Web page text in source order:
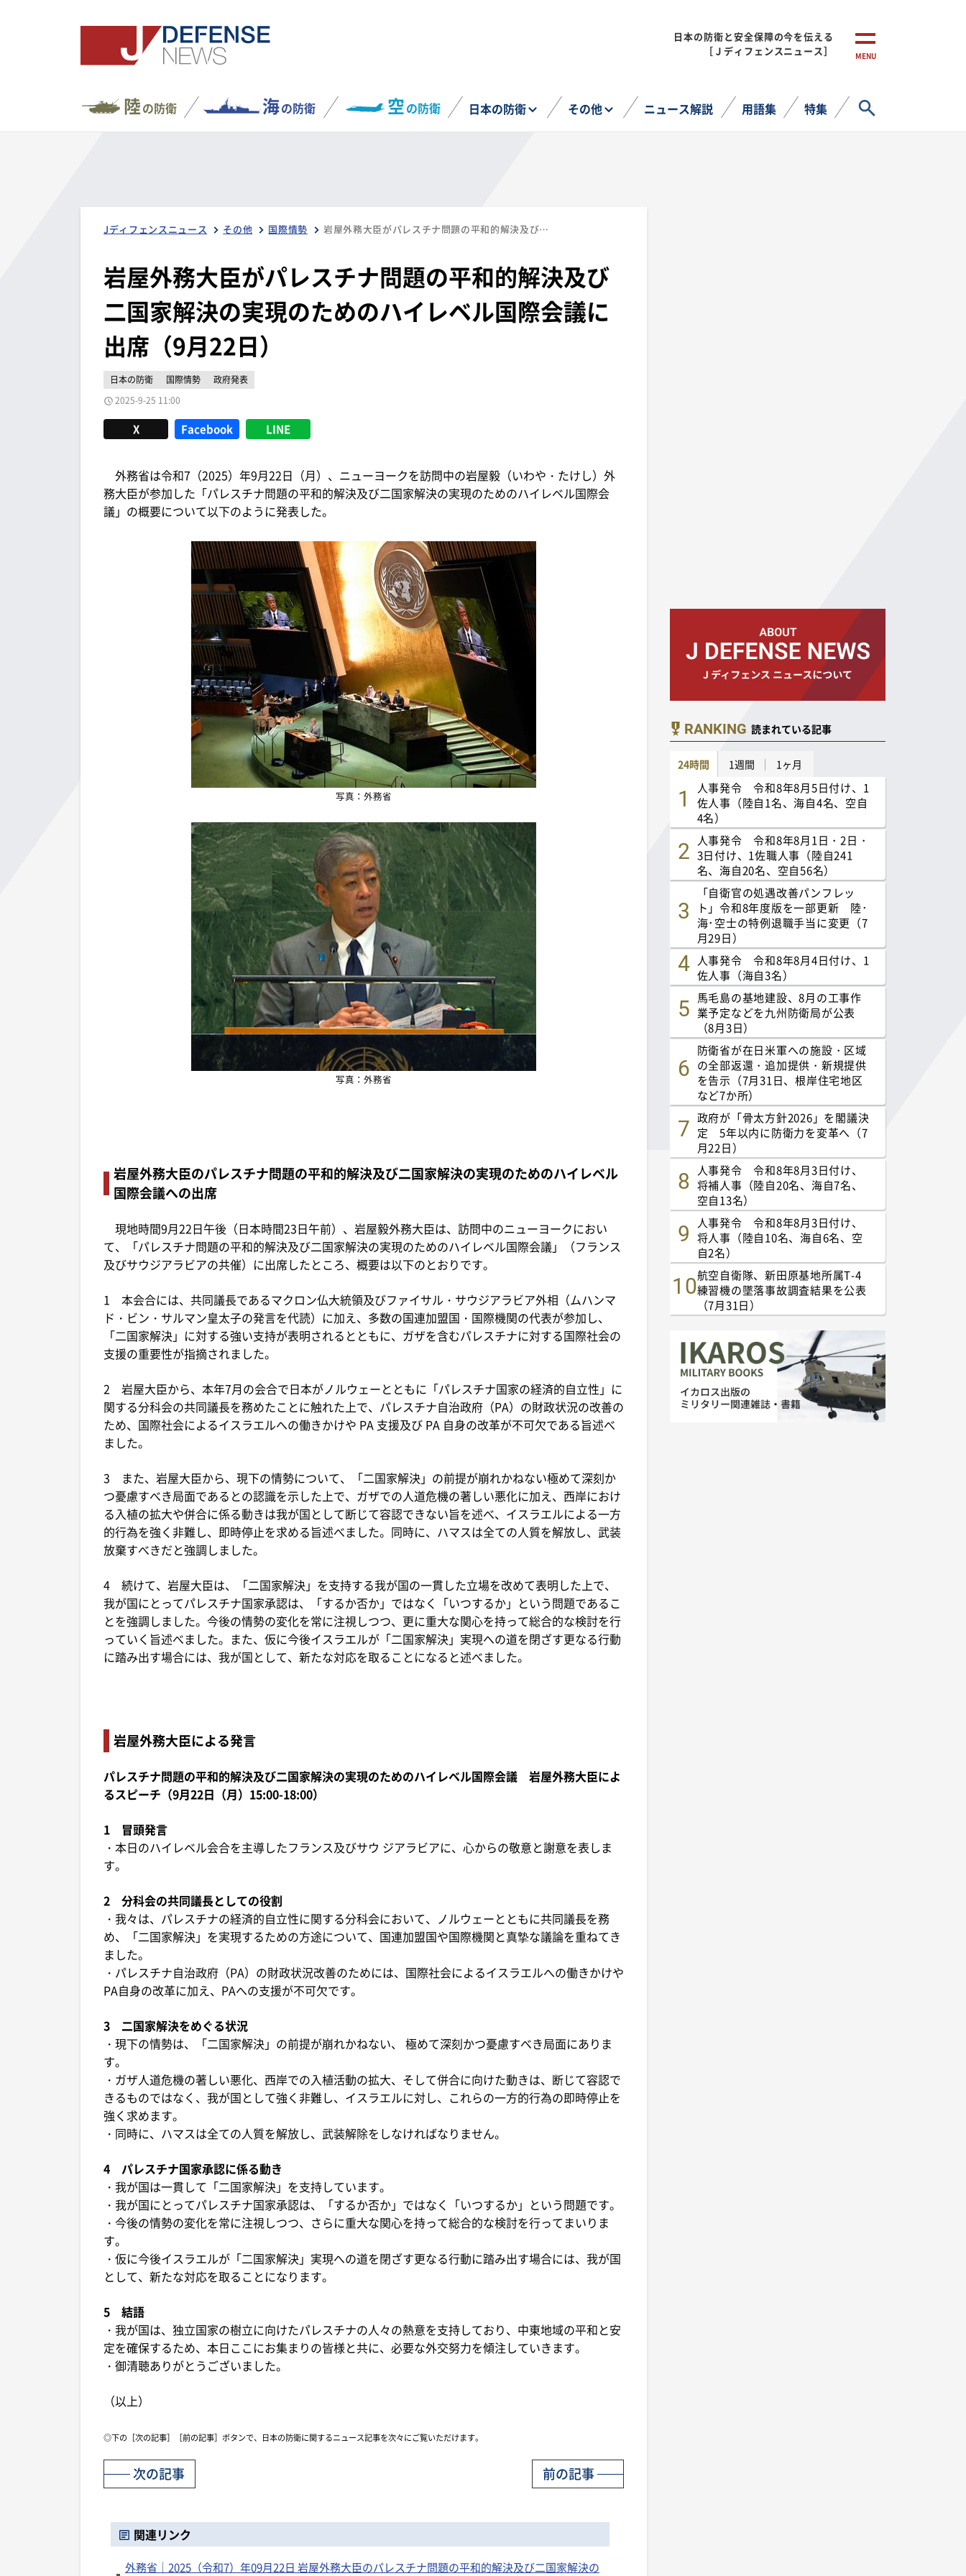
日本の防衛と安全保障の今を伝える
［Ｊディフェンスニュース］
MENU
陸の防衛 海の防衛 空の防衛 日本の防衛 その他 ニュース解説 用語集 特集
Jディフェンスニュース その他 国際情勢 岩屋外務大臣がパレスチナ問題の平和的解決及び二国家解決の実現のためのハイレベル国際会議に出席（9月22日）
岩屋外務大臣がパレスチナ問題の平和的解決及び
二国家解決の実現のためのハイレベル国際会議に
出席（9月22日）
日本の防衛 国際情勢
政府発表
2025-9-25 11:00
X Facebook LINE
外務省は令和7（2025）年9月22日（月）、ニューヨークを訪問中の岩屋毅（いわや・たけし）外
務大臣が参加した「パレスチナ問題の平和的解決及び二国家解決の実現のためのハイレベル国際会
議」の概要について以下のように発表した。
写真：外務省
写真：外務省
岩屋外務大臣のパレスチナ問題の平和的解決及び二国家解決の実現のためのハイレベル
国際会議への出席
現地時間9月22日午後（日本時間23日午前）、岩屋毅外務大臣は、訪問中のニューヨークにおい
て、「パレスチナ問題の平和的解決及び二国家解決の実現のためのハイレベル国際会議」（フランス
及びサウジアラビアの共催）に出席したところ、概要は以下のとおりです。
1 本会合には、共同議長であるマクロン仏大統領及びファイサル・サウジアラビア外相（ムハンマ
ド・ビン・サルマン皇太子の発言を代読）に加え、多数の国連加盟国・国際機関の代表が参加し、
「二国家解決」に対する強い支持が表明されるとともに、ガザを含むパレスチナに対する国際社会の
支援の重要性が指摘されました。
2 岩屋大臣から、本年7月の会合で日本がノルウェーとともに「パレスチナ国家の経済的自立性」に
関する分科会の共同議長を務めたことに触れた上で、パレスチナ自治政府（PA）の財政状況の改善の
ため、国際社会によるイスラエルへの働きかけや PA 支援及び PA 自身の改革が不可欠である旨述べ
ました。
3 また、岩屋大臣から、現下の情勢について、「二国家解決」の前提が崩れかねない極めて深刻か
つ憂慮すべき局面であるとの認識を示した上で、ガザでの人道危機の著しい悪化に加え、西岸におけ
る入植の拡大や併合に係る動きは我が国として断じて容認できない旨を述べ、イスラエルによる一方
的行為を強く非難し、即時停止を求める旨述べました。同時に、ハマスは全ての人質を解放し、武装
放棄すべきだと強調しました。
4 続けて、岩屋大臣は、「二国家解決」を支持する我が国の一貫した立場を改めて表明した上で、
我が国にとってパレスチナ国家承認は、「するか否か」ではなく「いつするか」という問題であるこ
とを強調しました。今後の情勢の変化を常に注視しつつ、更に重大な関心を持って総合的な検討を行
っていく旨述べました。また、仮に今後イスラエルが「二国家解決」実現への道を閉ざす更なる行動
に踏み出す場合には、我が国として、新たな対応を取ることになると述べました。
岩屋外務大臣による発言
パレスチナ問題の平和的解決及び二国家解決の実現のためのハイレベル国際会議 岩屋外務大臣によ
るスピーチ（9月22日（月）15:00-18:00）
1 冒頭発言
・本日のハイレベル会合を主導したフランス及びサウ ジアラビアに、心からの敬意と謝意を表しま
す。
2 分科会の共同議長としての役割
・我々は、パレスチナの経済的自立性に関する分科会において、ノルウェーとともに共同議長を務
め、「二国家解決」を実現するための方途について、国連加盟国や国際機関と真摯な議論を重ねてき
ました。
・パレスチナ自治政府（PA）の財政状況改善のためには、国際社会によるイスラエルへの働きかけや
PA自身の改革に加え、PAへの支援が不可欠です。
3 二国家解決をめぐる状況
・現下の情勢は、「二国家解決」の前提が崩れかねない、 極めて深刻かつ憂慮すべき局面にありま
す。
・ガザ人道危機の著しい悪化、西岸での入植活動の拡大、そして併合に向けた動きは、断じて容認で
きるものではなく、我が国として強く非難し、イスラエルに対し、これらの一方的行為の即時停止を
強く求めます。
・同時に、ハマスは全ての人質を解放し、武装解除をしなければなりません。
4 パレスチナ国家承認に係る動き
・我が国は一貫して「二国家解決」を支持しています。
・我が国にとってパレスチナ国家承認は、「するか否か」ではなく「いつするか」という問題です。
・今後の情勢の変化を常に注視しつつ、さらに重大な関心を持って総合的な検討を行ってまいりま
す。
・仮に今後イスラエルが「二国家解決」実現への道を閉ざす更なる行動に踏み出す場合には、我が国
として、新たな対応を取ることになります。
5 結語
・我が国は、独立国家の樹立に向けたパレスチナの人々の熱意を支持しており、中東地域の平和と安
定を確保するため、本日ここにお集まりの皆様と共に、必要な外交努力を傾注していきます。
・御清聴ありがとうございました。
（以上）
◎下の［次の記事］［前の記事］ボタンで、日本の防衛に関するニュース記事を次々にご覧いただけます。
前の記事
次の記事
関連リンク
外務省｜2025（令和7）年09月22日 岩屋外務大臣のパレスチナ問題の平和的解決及び二国家解決の
RANKING 読まれている記事
24時間 1週間 1ヶ月
人事発令 令和8年8月5日付け、1
佐人事（陸自1名、海自4名、空自
4名）
人事発令 令和8年8月1日・2日・
3日付け、1佐職人事（陸自241
名、海自20名、空自56名）
「自衛官の処遇改善パンフレッ
ト」令和8年度版を一部更新 陸･
海･空士の特例退職手当に変更（7
月29日）
人事発令 令和8年8月4日付け、1
佐人事（海自3名）
馬毛島の基地建設、8月の工事作
業予定などを九州防衛局が公表
（8月3日）
防衛省が在日米軍への施設・区域
の全部返還・追加提供・新規提供
を告示（7月31日、根岸住宅地区
など7か所）
政府が「骨太方針2026」を閣議決
定 5年以内に防衛力を変革へ（7
月22日）
人事発令 令和8年8月3日付け、
将補人事（陸自20名、海自7名、
空自13名）
人事発令 令和8年8月3日付け、
将人事（陸自10名、海自6名、空
自2名）
航空自衛隊、新田原基地所属T-4
練習機の墜落事故調査結果を公表
（7月31日）